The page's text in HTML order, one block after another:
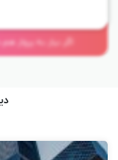
اگر نیاز به پروازبرند می باشد.